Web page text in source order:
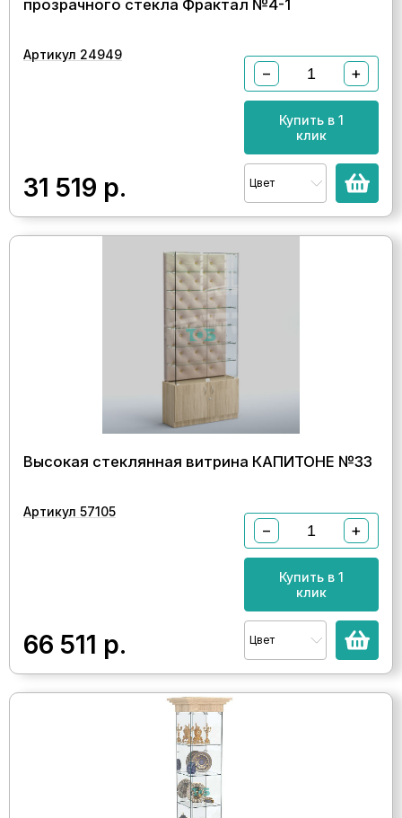
прозрачного стекла Фрактал №4-1
Артикул 24949
31 519 р.
− +
Купить в 1
клик
Цвет
Высокая стеклянная витрина КАПИТОНЕ №33
Артикул 57105
66 511 р.
− +
Купить в 1
клик
Цвет